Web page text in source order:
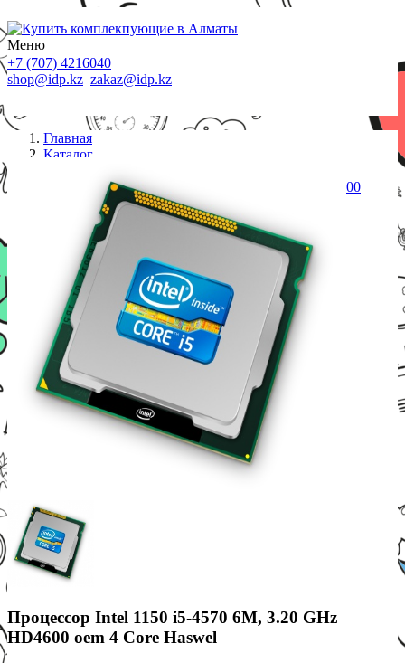
Меню
+7 (707) 4216040
shop@idp.kz zakaz@idp.kz
Главная
Каталог
Процессор Intel 1150 i5-4570 6M, 3.20 GHz HD4600
oem 4 Core Haswel
Процессор Intel 1150 i5-4570 6M, 3.20 GHz
HD4600 oem 4 Core Haswel